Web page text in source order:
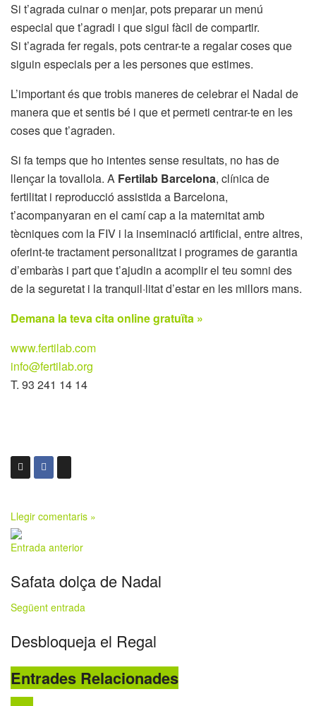
Si t’agrada cuinar o menjar, pots preparar un menú
especial que t’agradi i que sigui fàcil de compartir.
Si t’agrada fer regals, pots centrar-te a regalar coses que
siguin especials per a les persones que estimes.
L’important és que trobis maneres de celebrar el Nadal de
manera que et sentis bé i que et permeti centrar-te en les
coses que t’agraden.
Si fa temps que ho intentes sense resultats, no has de
llençar la tovallola. A Fertilab Barcelona, clínica de
fertilitat i reproducció assistida a Barcelona,
t’acompanyaran en el camí cap a la maternitat amb
tècniques com la FIV i la inseminació artificial, entre altres,
oferint-te tractament personalitzat i programes de garantia
d’embaràs i part que t’ajudin a acomplir el teu somni des
de la seguretat i la tranquil·litat d’estar en les millors mans.
Demana la teva cita online gratuïta »
www.fertilab.com
info@fertilab.org
T. 93 241 14 14
Llegir comentaris »
Entrada anterior
Safata dolça de Nadal
Següent entrada
Desbloqueja el Regal
Entrades Relacionades